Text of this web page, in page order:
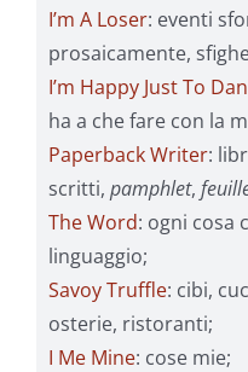
I’m A Loser: eventi
prosaicamente,
I’m Happy Just To
ha a che fare con la
Paperback Writer:
scritti, pamphlet,
The Word: ogni cosa
linguaggio;
Savoy Truffle: cibi,
osterie, ristoranti;
I Me Mine: cose mie;